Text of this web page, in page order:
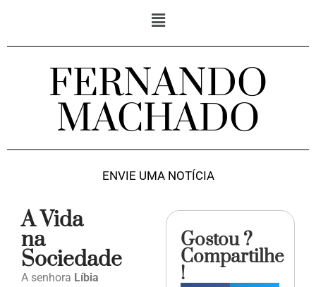
FERNANDO
MACHADO
ENVIE UMA NOTÍCIA
A Vida
na
Sociedade
A senhora Líbia
Gostou ?
Compartilhe
!